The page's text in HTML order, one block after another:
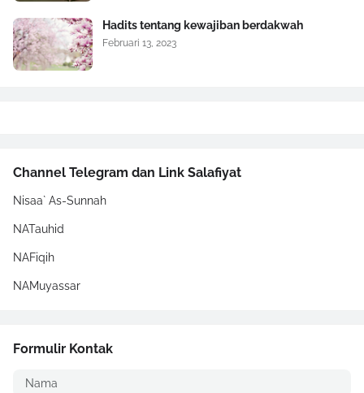
Hadits tentang kewajiban berdakwah
Februari 13, 2023
Channel Telegram dan Link Salafiyat
Nisaa` As-Sunnah
NATauhid
NAFiqih
NAMuyassar
Formulir Kontak